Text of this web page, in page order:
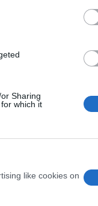
Sharing
which it
like cookies on